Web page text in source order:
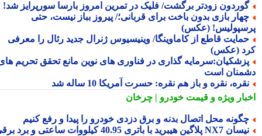
زودتر برگشت/ فلیک در تمرین امروز بارسا سورپرایز شد!
بازی بدون باخت برای قربانی؛/ پیروز بباز نیست، حتی
(عکس)
قاطع از کاماوینگا/ وینیسیوس ژنرال جدید رئال را معرفی
(عکس)
گذاری در فناوری های نوین مانع تحقق تحریم های
است
نقره و باز هم نقره: حسرت آمریکا 10 ساله شد
ویژهو قیمت خودرو | چرخان
محل اتصال بدنه و برق دزدی خودرو را پیدا و رفع کنیم
نیسان NX7 پلاگین هیبرید با باتری 40.95 کیلووات ساعتی و برد برقی